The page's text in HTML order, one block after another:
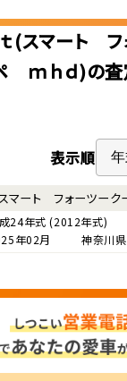
ｔ(スマート
ｍｈｄ)の査
表示順
スマート フォーツー
24年式(2012年式)
年02月 神奈川県